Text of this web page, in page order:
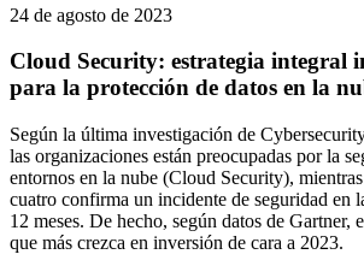
24 de agosto de 2023
Cloud Security: estrategia integral
para la protección de datos en la
Según la última investigación de
las organizaciones están preocupadas por la
entornos en la nube (Cloud Security),
cuatro confirma un incidente de seguridad en
12 meses. De hecho, según datos de Gartner,
que más crezca en inversión de cara a 2023.